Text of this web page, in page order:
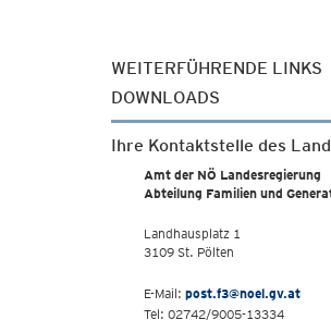
WEITERFÜHRENDE LINKS
DOWNLOADS
Ihre Kontaktstelle des
Amt der NÖ Landesregierung
Abteilung Familien und
Landhausplatz 1
3109 St. Pölten
E-Mail: post.f3@noel.gv.at
Tel: 02742/9005-13334